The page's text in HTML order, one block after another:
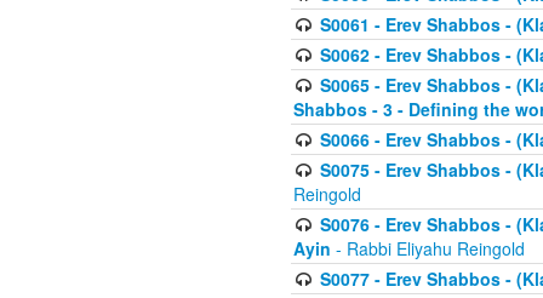
S0061 - Erev Shabbos -
S0062 - Erev Shabbos -
S0065 - Erev Shabbos -
Shabbos - 3 - Defining the
S0066 - Erev Shabbos -
S0075 - Erev Shabbos -
Reingold
S0076 - Erev Shabbos -
Ayin - Rabbi Eliyahu Reingold
S0077 - Erev Shabbos -